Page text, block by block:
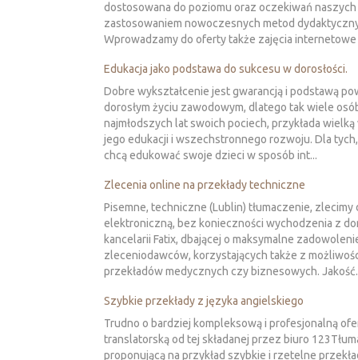
dostosowana do poziomu oraz oczekiwań
zastosowaniem nowoczesnych metod
Wprowadzamy do oferty także zajęcia internetowe
Edukacja jako podstawa do sukcesu w dorosłości.
Dobre wykształcenie jest gwarancją i podstawą
dorosłym życiu zawodowym, dlatego tak wiele
najmłodszych lat swoich pociech, przykłada
jego edukacji i wszechstronnego rozwoju. Dla
chcą edukować swoje dzieci w sposób int...
Zlecenia online na przekłady techniczne
Pisemne, techniczne (Lublin) tłumaczenie, zlecimy
elektroniczną, bez konieczności wychodzenia z
kancelarii Fatix, dbającej o maksymalne
zleceniodawców, korzystających także z
przekładów medycznych czy biznesowych.
Szybkie przekłady z języka angielskiego
Trudno o bardziej kompleksową i profesjonalną
translatorską od tej składanej przez biuro
proponującą na przykład szybkie i rzetelne